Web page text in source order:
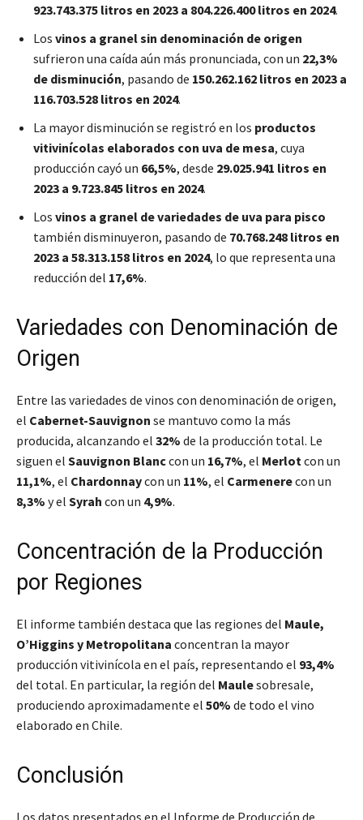
923.743.375 litros en 2023 a 804.226.400 litros en 2024.
Los vinos a granel sin denominación de origen
sufrieron una caída aún más pronunciada, con un 22,3%
de disminución, pasando de 150.262.162 litros en 2023 a
116.703.528 litros en 2024.
La mayor disminución se registró en los productos
vitivinícolas elaborados con uva de mesa, cuya
producción cayó un 66,5%, desde 29.025.941 litros en
2023 a 9.723.845 litros en 2024.
Los vinos a granel de variedades de uva para pisco
también disminuyeron, pasando de 70.768.248 litros en
2023 a 58.313.158 litros en 2024, lo que representa una
reducción del 17,6%.
Variedades con Denominación de
Origen
Entre las variedades de vinos con denominación de origen,
el Cabernet-Sauvignon se mantuvo como la más
producida, alcanzando el 32% de la producción total. Le
siguen el Sauvignon Blanccon un 16,7%, el Merlot con un
11,1%, el Chardonnaycon un 11%, el Carmenerecon un
8,3% y el Syrah con un 4,9%.
Concentración de la Producción
por Regiones
El informe también destaca que las regiones del Maule,
O’Higgins y Metropolitana concentran la mayor
producción vitivinícola en el país, representando el 93,4%
del total. En particular, la región del Maulesobresale,
produciendo aproximadamente el 50% de todo el vino
elaborado en Chile.
Conclusión
Los datos presentados en el Informe de Producción de